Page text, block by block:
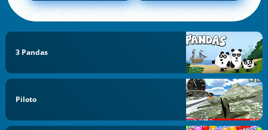
3 Pandas
Piloto